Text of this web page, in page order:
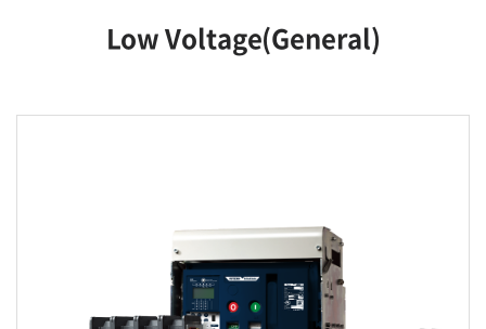
Low Voltage(General)